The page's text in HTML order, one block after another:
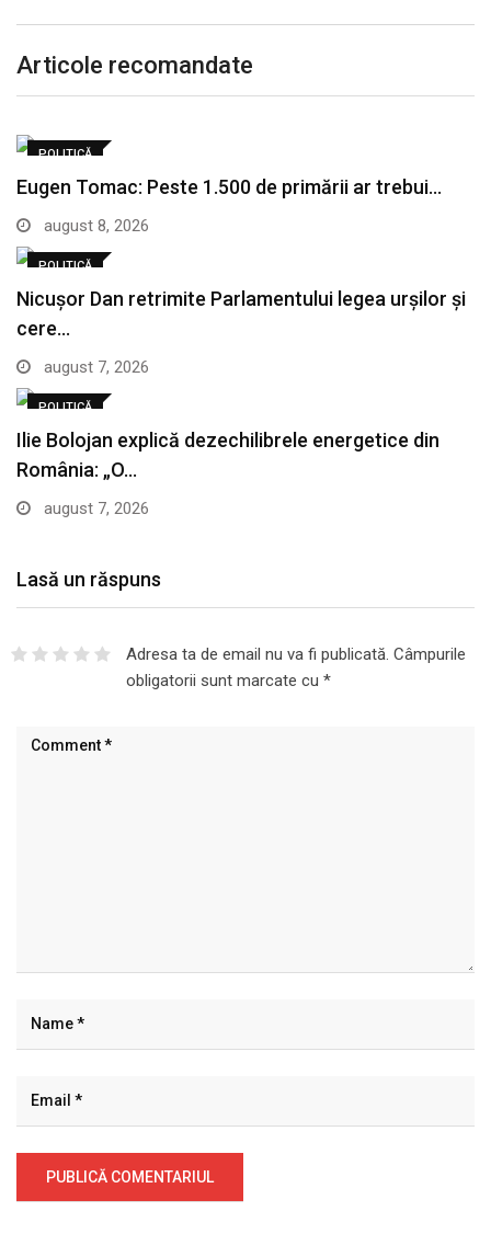
Articole recomandate
POLITICĂ
Eugen Tomac: Peste 1.500 de primării ar trebui…
august 8, 2026
POLITICĂ
Nicușor Dan retrimite Parlamentului legea urșilor și
cere…
august 7, 2026
POLITICĂ
Ilie Bolojan explică dezechilibrele energetice din
România: „O…
august 7, 2026
Lasă un răspuns
Adresa ta de email nu va fi publicată. Câmpurile
obligatorii sunt marcate cu *